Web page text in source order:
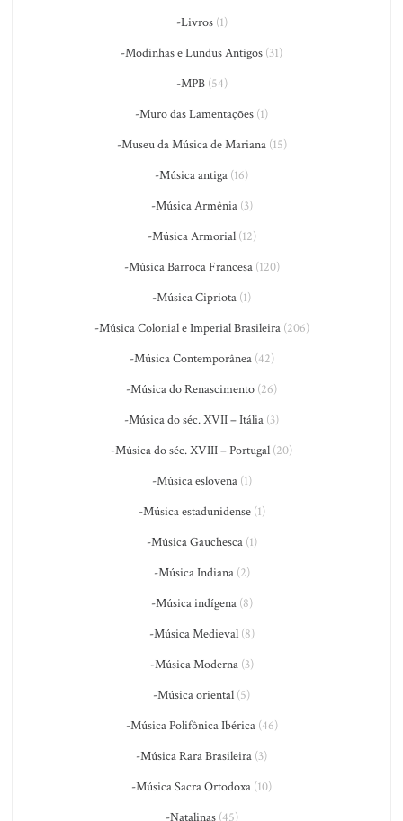
-Livros(1)
-Modinhas e Lundus Antigos (31)
-MPB(54)
-Muro das Lamentações (1)
-Museu da Música de Mariana(15)
-Música antiga (16)
-Música Armênia(3)
-Música Armorial(12)
-Música Barroca Francesa(120)
-Música Cipriota (1)
-Música Colonial e Imperial Brasileira(206)
-Música Contemporânea(42)
-Música do Renascimento (26)
-Música do séc. XVII – Itália (3)
-Música do séc. XVIII – Portugal (20)
-Música eslovena(1)
-Música estadunidense(1)
-Música Gauchesca(1)
-Música Indiana(2)
-Música indígena(8)
-Música Medieval(8)
-Música Moderna(3)
-Música oriental (5)
-Música Polifônica Ibérica(46)
-Música Rara Brasileira (3)
-Música Sacra Ortodoxa (10)
-Natalinas(45)